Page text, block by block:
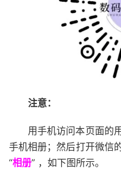
注意：
用手机访问本页面的
手机相册；然后打开微信
“相册” ，如下图所示。